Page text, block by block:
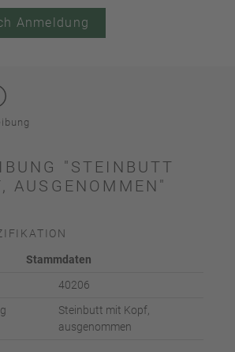
Anmeldung
"STEINBUTT
AUSGENOMMEN"
Stammdaten
40206
Steinbutt mit Kopf,
ausgenommen